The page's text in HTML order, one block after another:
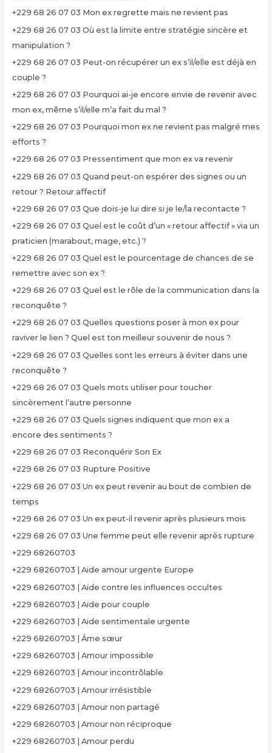
+229 68 26 07 03 Mon ex regrette mais ne revient pas
+229 68 26 07 03 Où est la limite entre stratégie sincère et
manipulation ?
+229 68 26 07 03 Peut-on récupérer un ex s’il/elle est déjà en
couple ?
+229 68 26 07 03 Pourquoi ai-je encore envie de revenir avec
mon ex, même s’il/elle m’a fait du mal ?
+229 68 26 07 03 Pourquoi mon ex ne revient pas malgré mes
efforts ?
+229 68 26 07 03 Pressentiment que mon ex va revenir
+229 68 26 07 03 Quand peut-on espérer des signes ou un
retour ? Retour affectif
+229 68 26 07 03 Que dois-je lui dire si je le/la recontacte ?
+229 68 26 07 03 Quel est le coût d’un « retour affectif » via un
praticien (marabout, mage, etc.) ?
+229 68 26 07 03 Quel est le pourcentage de chances de se
remettre avec son ex ?
+229 68 26 07 03 Quel est le rôle de la communication dans la
reconquête ?
+229 68 26 07 03 Quelles questions poser à mon ex pour
raviver le lien ? Quel est ton meilleur souvenir de nous ?
+229 68 26 07 03 Quelles sont les erreurs à éviter dans une
reconquête ?
+229 68 26 07 03 Quels mots utiliser pour toucher
sincèrement l’autre personne
+229 68 26 07 03 Quels signes indiquent que mon ex a
encore des sentiments ?
+229 68 26 07 03 Reconquérir Son Ex
+229 68 26 07 03 Rupture Positive
+229 68 26 07 03 Un ex peut revenir au bout de combien de
temps
+229 68 26 07 03 Un ex peut-il revenir après plusieurs mois
+229 68 26 07 03 Une femme peut elle revenir après rupture
+229 68260703
+229 68260703 | Aide amour urgente Europe
+229 68260703 | Aide contre les influences occultes
+229 68260703 | Aide pour couple
+229 68260703 | Aide sentimentale urgente
+229 68260703 | Âme sœur
+229 68260703 | Amour impossible
+229 68260703 | Amour incontrôlable
+229 68260703 | Amour irrésistible
+229 68260703 | Amour non partagé
+229 68260703 | Amour non réciproque
+229 68260703 | Amour perdu